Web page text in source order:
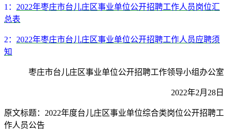
1： 2022年枣庄市台儿庄区事业单位公开招聘工作人员岗位汇
总表
2： 2022年枣庄市台儿庄区事业单位公开招聘工作人员应聘须
知
枣庄市台儿庄区事业单位公开招聘工作领导小组办公室
2022年2月28日
原文标题：2022年度台儿庄区事业单位综合类岗位公开招聘工
作人员公告